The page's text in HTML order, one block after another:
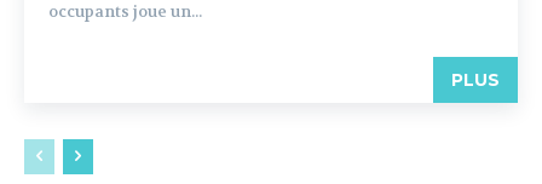
occupants joue un...
PLUS